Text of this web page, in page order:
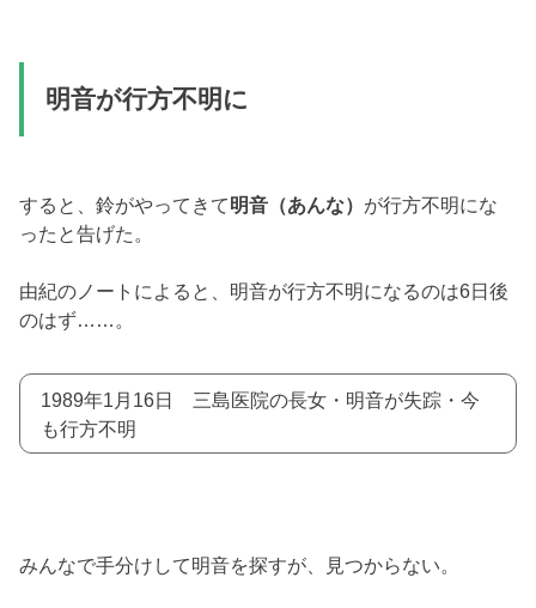
明音が行方不明に
すると、鈴がやってきて明音（あんな） が行方不明にな
ったと告げた。
由紀のノートによると、明音が行方不明になるのは6日後
のはず……。
1989年1月16日 三島医院の長女・明音が失踪・今
も行方不明
みんなで手分けして明音を探すが、見つからない。